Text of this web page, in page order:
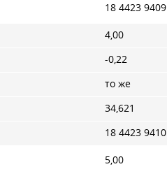
18 4423 9409
4,00
-0,22
то же
34,621
18 4423 9410
5,00